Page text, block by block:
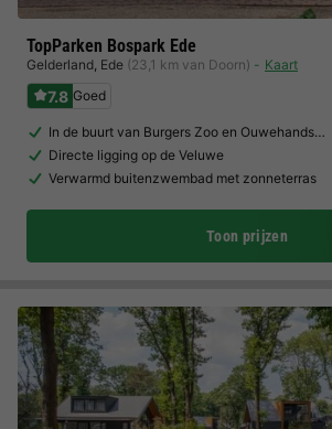
TopParken Bospark Ede
Gelderland, Ede (23,1 km van Doorn) Kaart
7.8 Goed
In de buurt van Burgers Zoo en Ouwehands…
Directe ligging op de Veluwe
Verwarmd buitenzwembad met zonneterras
Toon prijzen